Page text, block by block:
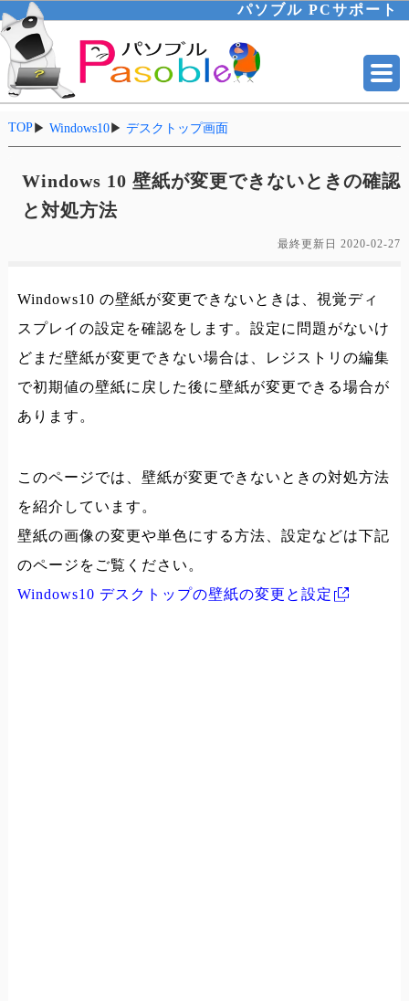
パソブル PCサポート
TOP▶ Windows10▶ デスクトップ画面
Windows 10 壁紙が変更できないときの確認
と対処方法
最終更新日2020-02-27
Windows10 の壁紙が変更できないときは、視覚ディ
スプレイの設定を確認をします。設定に問題がないけ
どまだ壁紙が変更できない場合は、レジストリの編集
で初期値の壁紙に戻した後に壁紙が変更できる場合が
あります。
このページでは、壁紙が変更できないときの対処方法
を紹介しています。
壁紙の画像の変更や単色にする方法、設定などは下記
のページをご覧ください。
Windows10 デスクトップの壁紙の変更と設定